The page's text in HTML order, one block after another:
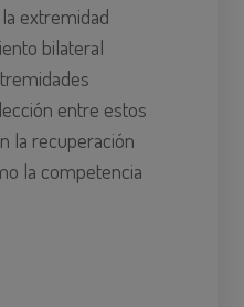
extremidad
bilateral
entre estos
la recuperación
la competencia